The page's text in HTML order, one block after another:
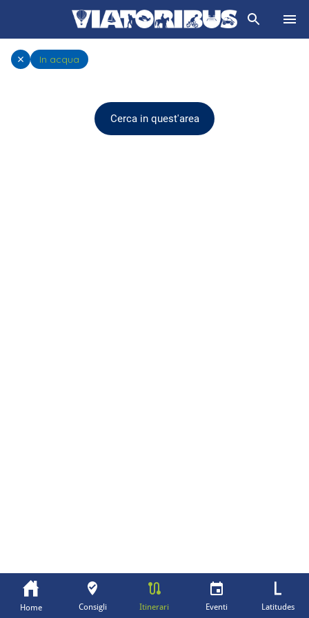
In acqua
Cerca in quest'area
Home Consigli Itinerari Eventi Latitudes